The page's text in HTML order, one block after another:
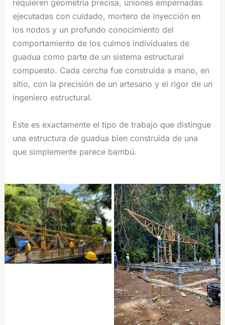
requieren geometría precisa, uniones empernadas
ejecutadas con cuidado, mortero de inyección en
los nodos y un profundo conocimiento del
comportamiento de los culmos individuales de
guadua como parte de un sistema estructural
compuesto. Cada cercha fue construida a mano, en
sitio, con la precisión de un artesano y el rigor de un
ingeniero estructural.
Este es exactamente el tipo de trabajo que distingue
una estructura de guadua bien construida de una
que simplemente parece bambú.